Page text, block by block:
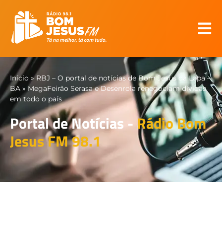
Início »RBJ – O portal de notícias de Bom Jesus da Lapa –
BA » MegaFeirão Serasa e Desenrola renegociam dívidas
em todo o país
Portal de Notícias -Rádio Bom
Jesus FM 98.1